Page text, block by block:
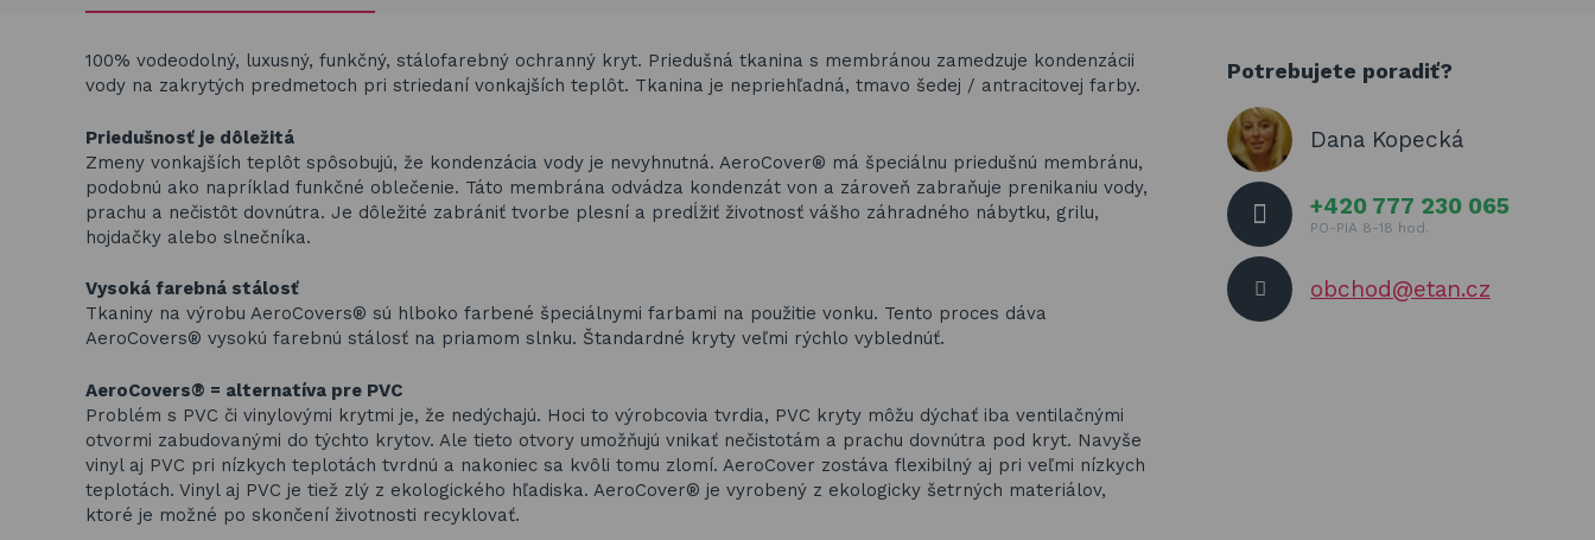
100% vodeodolný, luxusný, funkčný, stálofarebný ochranný kryt. Priedušná tkanina s membránou zamedzuje kondenzácii
vody na zakrytých predmetoch pri striedaní vonkajších teplôt. Tkanina je nepriehľadná, tmavo šedej / antracitovej farby.
Priedušnosť je dôležitá
Zmeny vonkajších teplôt spôsobujú, že kondenzácia vody je nevyhnutná. AeroCover® má špeciálnu priedušnú membránu,
podobnú ako napríklad funkčné oblečenie. Táto membrána odvádza kondenzát von a zároveň zabraňuje prenikaniu vody,
prachu a nečistôt dovnútra. Je dôležité zabrániť tvorbe plesní a predĺžiť životnosť vášho záhradného nábytku, grilu,
hojdačky alebo slnečníka.
Vysoká farebná stálosť
Tkaniny na výrobu AeroCovers® sú hlboko farbené špeciálnymi farbami na použitie vonku. Tento proces dáva
AeroCovers® vysokú farebnú stálosť na priamom slnku. Štandardné kryty veľmi rýchlo vyblednúť.
AeroCovers® = alternatíva pre PVC
Problém s PVC či vinylovými krytmi je, že nedýchajú. Hoci to výrobcovia tvrdia, PVC kryty môžu dýchať iba ventilačnými
otvormi zabudovanými do týchto krytov. Ale tieto otvory umožňujú vnikať nečistotám a prachu dovnútra pod kryt. Navyše
vinyl aj PVC pri nízkych teplotách tvrdnú a nakoniec sa kvôli tomu zlomí. AeroCover zostáva flexibilný aj pri veľmi nízkych
teplotách. Vinyl aj PVC je tiež zlý z ekologického hľadiska. AeroCover® je vyrobený z ekologicky šetrných materiálov,
ktoré je možné po skončení životnosti recyklovať.
Potrebujete poradiť?
Dana Kopecká
+420 777 230 065
PO-PIA 8-18 hod.
obchod@etan.cz